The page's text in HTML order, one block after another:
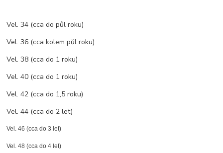
Vel. 34 (cca do půl roku)
Vel. 36 (cca kolem půl roku)
Vel. 38 (cca do 1 roku)
Vel. 40 (cca do 1 roku)
Vel. 42 (cca do 1,5 roku)
Vel. 44 (cca do 2 let)
Vel. 46 (cca do 3 let)
Vel. 48 (cca do 4 let)